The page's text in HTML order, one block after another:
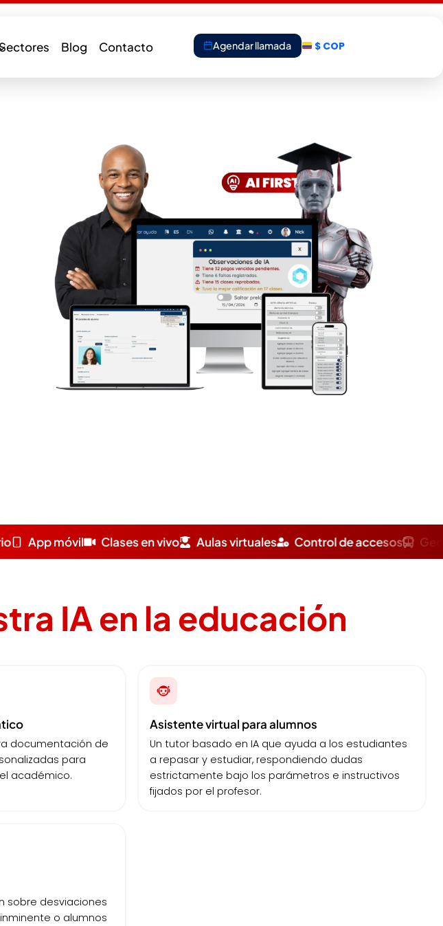
Blog Contacto Agendar llamada $ COP
en vivo Aulas virtuales Control de accesos Geocercas
IA en la educación
documentación de
para
académico.
Asistente virtual para alumnos
Un tutor basado en IA que ayuda a los estudiantes
a repasar y estudiar, respondiendo dudas
estrictamente bajo los parámetros e instructivos
fijados por el profesor.
sobre desviaciones
o alumnos